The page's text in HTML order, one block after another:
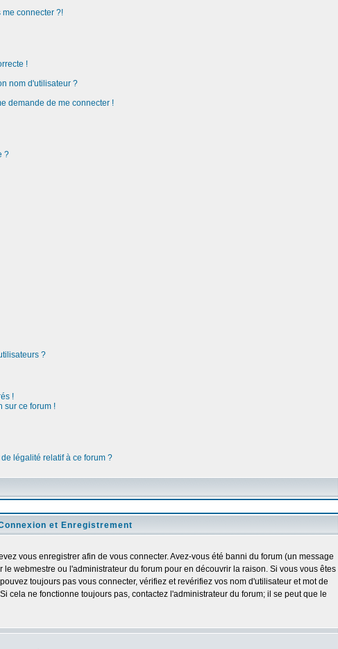
connecter ?!
!
nom d'utilisateur ?
demande de me connecter !
?
?
!
sur ce forum !
légalité relatif à ce forum ?
et Enregistrement
vous enregistrer afin de vous connecter. Avez-vous été banni du forum (un message
webmestre ou l'administrateur du forum pour en découvrir la raison. Si vous vous êtes
toujours pas vous connecter, vérifiez et revérifiez vos nom d'utilisateur et mot de
cela ne fonctionne toujours pas, contactez l'administrateur du forum; il se peut que le